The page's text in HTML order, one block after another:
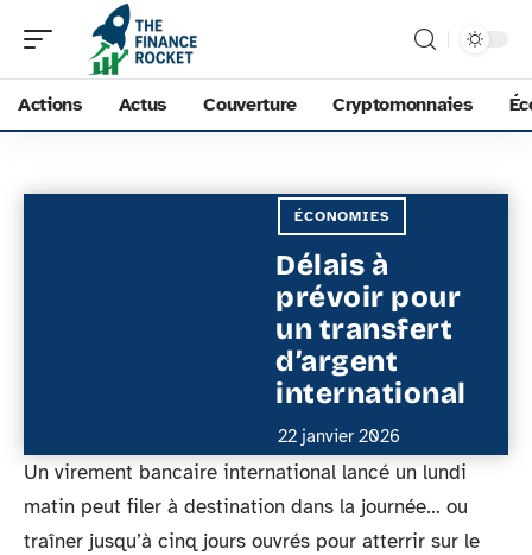
Actions Actus Couverture Cryptomonnaies
ÉCONOMIES
Délais à
prévoir pour
un transfert
d’argent
international
22 janvier 2026
Un virement bancaire international lancé un lundi
matin peut filer à destination dans la journée… ou
traîner jusqu’à cinq jours ouvrés pour atterrir sur le